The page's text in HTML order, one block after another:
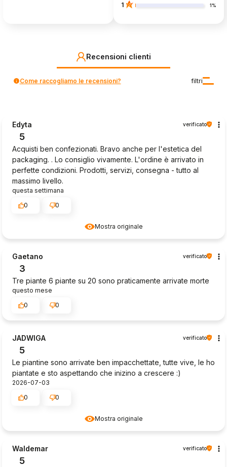
1 1%
Recensioni clienti
filtri
Come raccogliamo le recensioni?
Mostra originale
Edyta verificato
5
Acquisti ben confezionati. Bravo anche per l'estetica del
packaging. . Lo consiglio vivamente. L'ordine è arrivato in
perfette condizioni. Prodotti, servizi, consegna - tutto al
massimo livello.
questa settimana
0
0
Gaetano verificato
3
Tre piante 6 piante su 20 sono praticamente arrivate morte
questo mese
0
0
Mostra originale
JADWIGA verificato
5
Le piantine sono arrivate ben impacchettate, tutte vive, le ho
piantate e sto aspettando che inizino a crescere :)
2026-07-03
0
0
Waldemar verificato
5